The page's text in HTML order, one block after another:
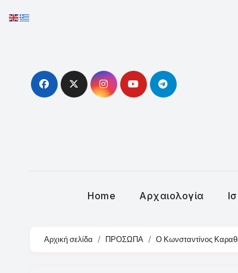
to
Home Αρχαιολογία
Αρχική σελίδα ΠΡΟΣΩΠΑ Ο Κωνσταντίνος